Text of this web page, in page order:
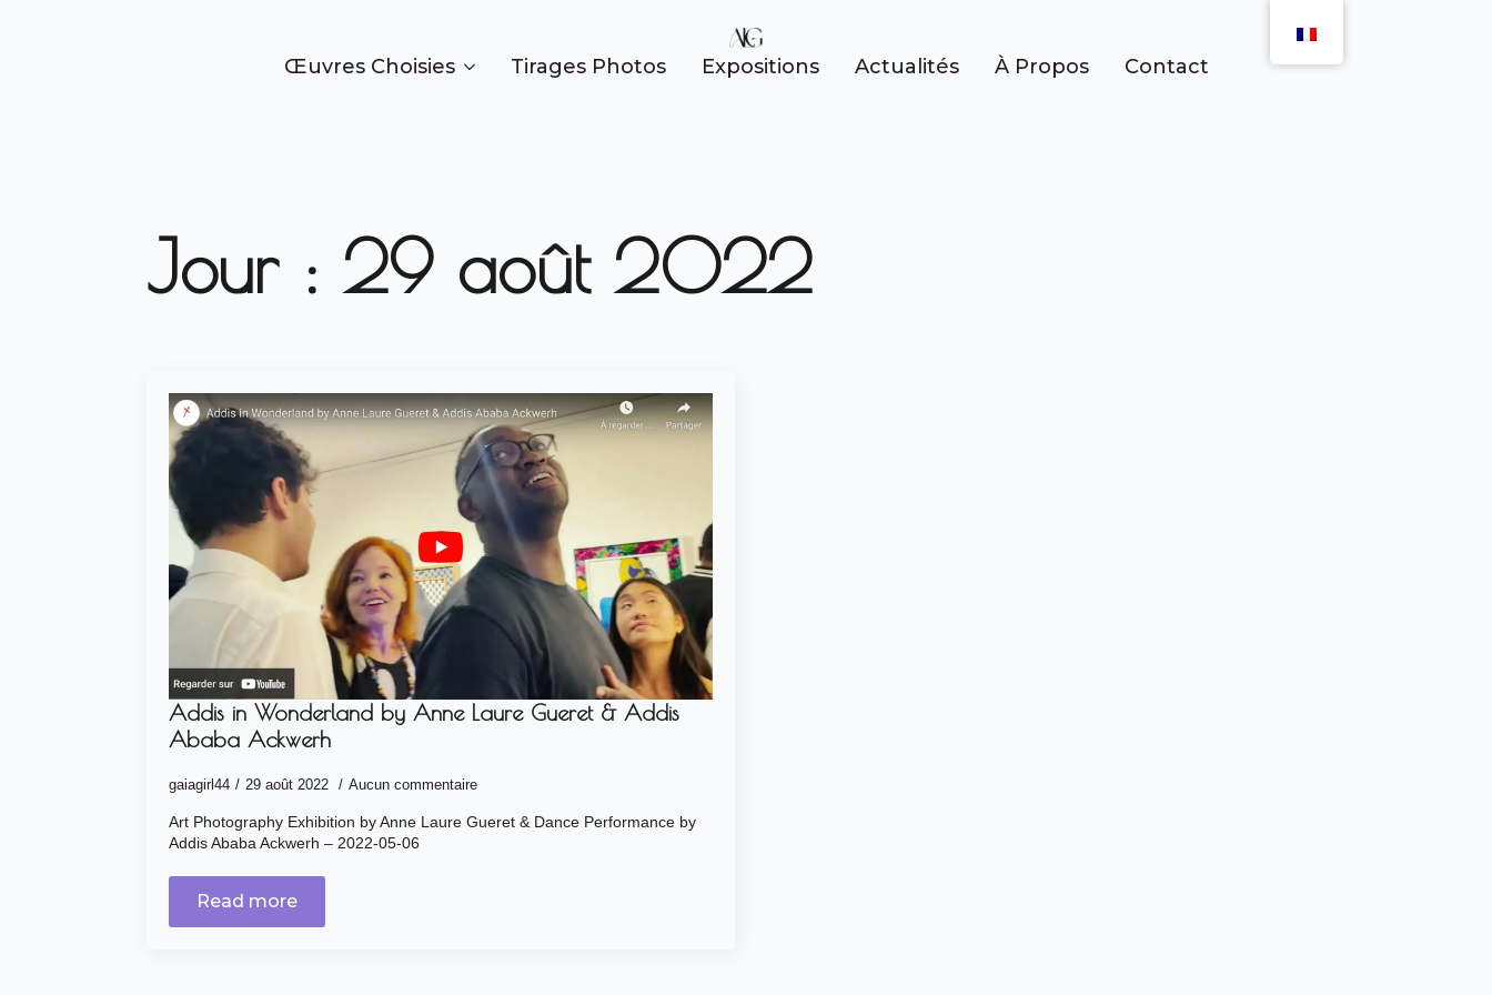
Œuvres Choisies Tirages Photos Expositions Actualités À Propos Contact
Jour : 29 août 2022
Addis in Wonderland by Anne Laure Gueret & Addis
Ababa Ackwerh
gaiagirl44 29 août 2022 Aucun commentaire
Art Photography Exhibition by Anne Laure Gueret & Dance Performance by
Addis Ababa Ackwerh – 2022-05-06
Read more